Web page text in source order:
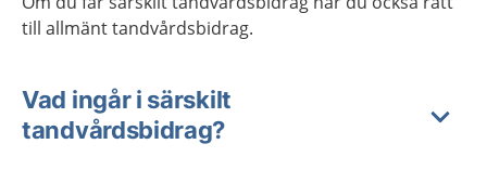
till allmänt tandvårdsbidrag.
Vad ingår i särskilt
tandvårdsbidrag?